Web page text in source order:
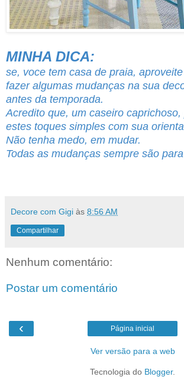
MINHA DICA:
se, voce tem casa de praia,
fazer algumas mudanças na sua
antes da temporada.
Acredito que, um caseiro
estes toques simples com sua
Não tenha medo, em mudar.
Todas as mudanças sempre são
Decore com Gigi às 8:56 AM
Compartilhar
Nenhum comentário:
Postar um comentário
‹ Página inicial
Ver versão para a web
Tecnologia do Blogger.